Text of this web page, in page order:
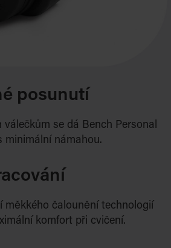
posunutí
válečkům se dá Bench Personal
minimální námahou.
měkkého čalounění technologií
komfort při cvičení.